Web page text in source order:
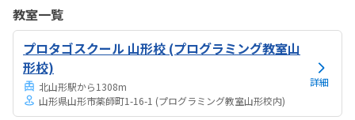
が丁寧だったと言ってました。
教室一覧
プロタゴスクール 山形校 (プログラミング教室山
形校)
北山形駅から1308m
山形県山形市薬師町1-16-1 (プログラミング教室山形校内)
詳細